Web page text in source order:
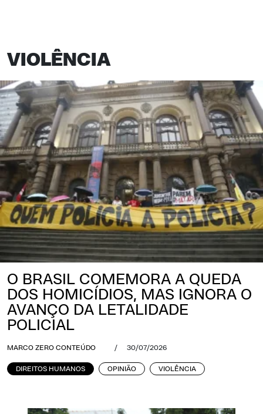
VIOLÊNCIA
O BRASIL COMEMORA A QUEDA
DOS HOMICÍDIOS, MAS IGNORA O
AVANÇO DA LETALIDADE
POLICIAL
MARCO ZERO CONTEÚDO / 30/07/2026
DIREITOS HUMANOS OPINIÃO VIOLÊNCIA